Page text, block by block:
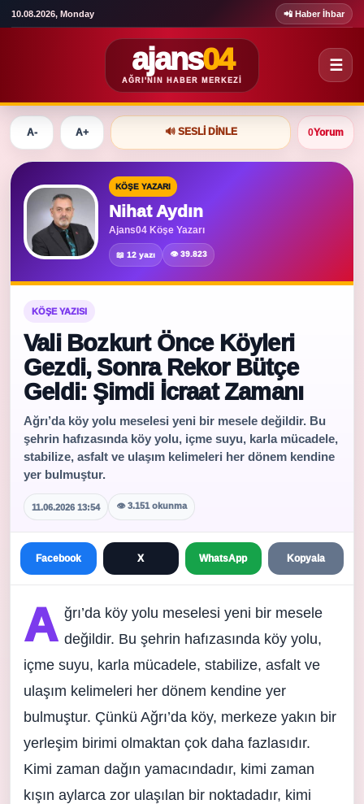
10.08.2026, Monday 📲 Haber İhbar
ajans04
AĞRI'NIN HABER MERKEZI
☰
A- A+ 🔊 SESLI DINLE 0Yorum
KÖŞE YAZARI
Nihat Aydın
Ajans04 Köşe Yazarı
📖 12 yazı 👁 39.823
KÖŞE YAZISI
Vali Bozkurt Önce Köyleri
Gezdi, Sonra Rekor Bütçe
Geldi: Şimdi İcraat Zamanı
Ağrı’da köy yolu meselesi yeni bir mesele değildir. Bu
şehrin hafızasında köy yolu, içme suyu, karla mücadele,
stabilize, asfalt ve ulaşım kelimeleri her dönem kendine
yer bulmuştur.
11.06.2026 13:54 👁 3.151 okunma
Facebook X WhatsApp Kopyala
A ğrı’da köy yolu meselesi yeni bir mesele
değildir. Bu şehrin hafızasında köy yolu,
içme suyu, karla mücadele, stabilize, asfalt ve
ulaşım kelimeleri her dönem kendine yer
bulmuştur. Çünkü Ağrı’da köy, merkeze yakın bir
yerleşim birimi olmaktan çok daha fazlasıdır.
Kimi zaman dağın yamacındadır, kimi zaman
kışın aylarca zor ulaşılan bir noktadadır, kimi